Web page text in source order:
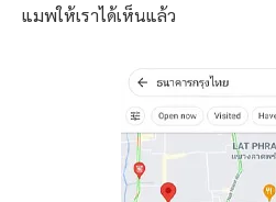
แมพให้เราได้เห็นแล้ว